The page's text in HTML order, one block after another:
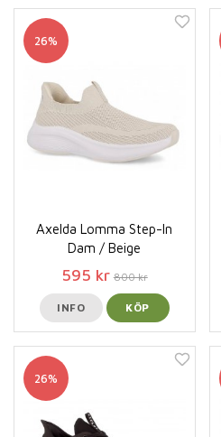
26%
Axelda Lomma Step-In
Dam / Beige
595 kr 800 kr
INFO KÖP
26%